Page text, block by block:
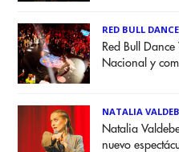
RED BULL
Red Bull
Nacional y
NATALIA
Natalia
nuevo